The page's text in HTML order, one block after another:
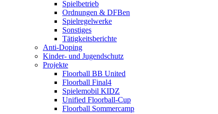
Spielbetrieb
Ordnungen & DFBen
Spielregelwerke
Sonstiges
Tätigkeitsberichte
Anti-Doping
Kinder- und Jugendschutz
Projekte
Floorball BB United
Floorball Final4
Spielemobil KIDZ
Unified Floorball-Cup
Floorball Sommercamp